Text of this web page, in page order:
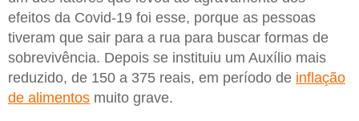
efeitos da Covid-19 foi esse, porque as pessoas
tiveram que sair para a rua para buscar formas de
sobrevivência. Depois se instituiu um Auxílio mais
reduzido, de 150 a 375 reais, em período de inflação
de alimentos muito grave.